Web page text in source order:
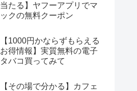
当たる】ヤフーアプリでマ
ックの無料クーポン
【1000円かならずもらえる
お得情報】実質無料の電子
タバコ買ってみて
【その場で分かる】カフェ